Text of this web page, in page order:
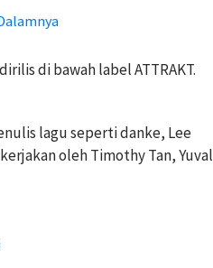
di bawah label ATTRAKT.
lagu seperti danke, Lee
oleh Timothy Tan, Yuval